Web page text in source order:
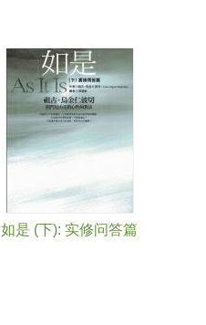
如是 (下): 实修问答篇